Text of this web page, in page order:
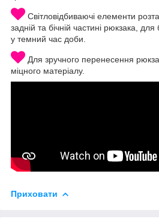
Світловідбиваючі елементи
задній та бічній частині рюкзака,
у темний час доби.
Для зручного перенесення
міцного матеріалу.
Приховати